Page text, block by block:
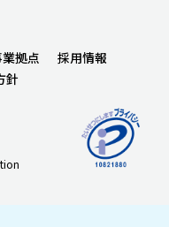
拠点
採用情報
針